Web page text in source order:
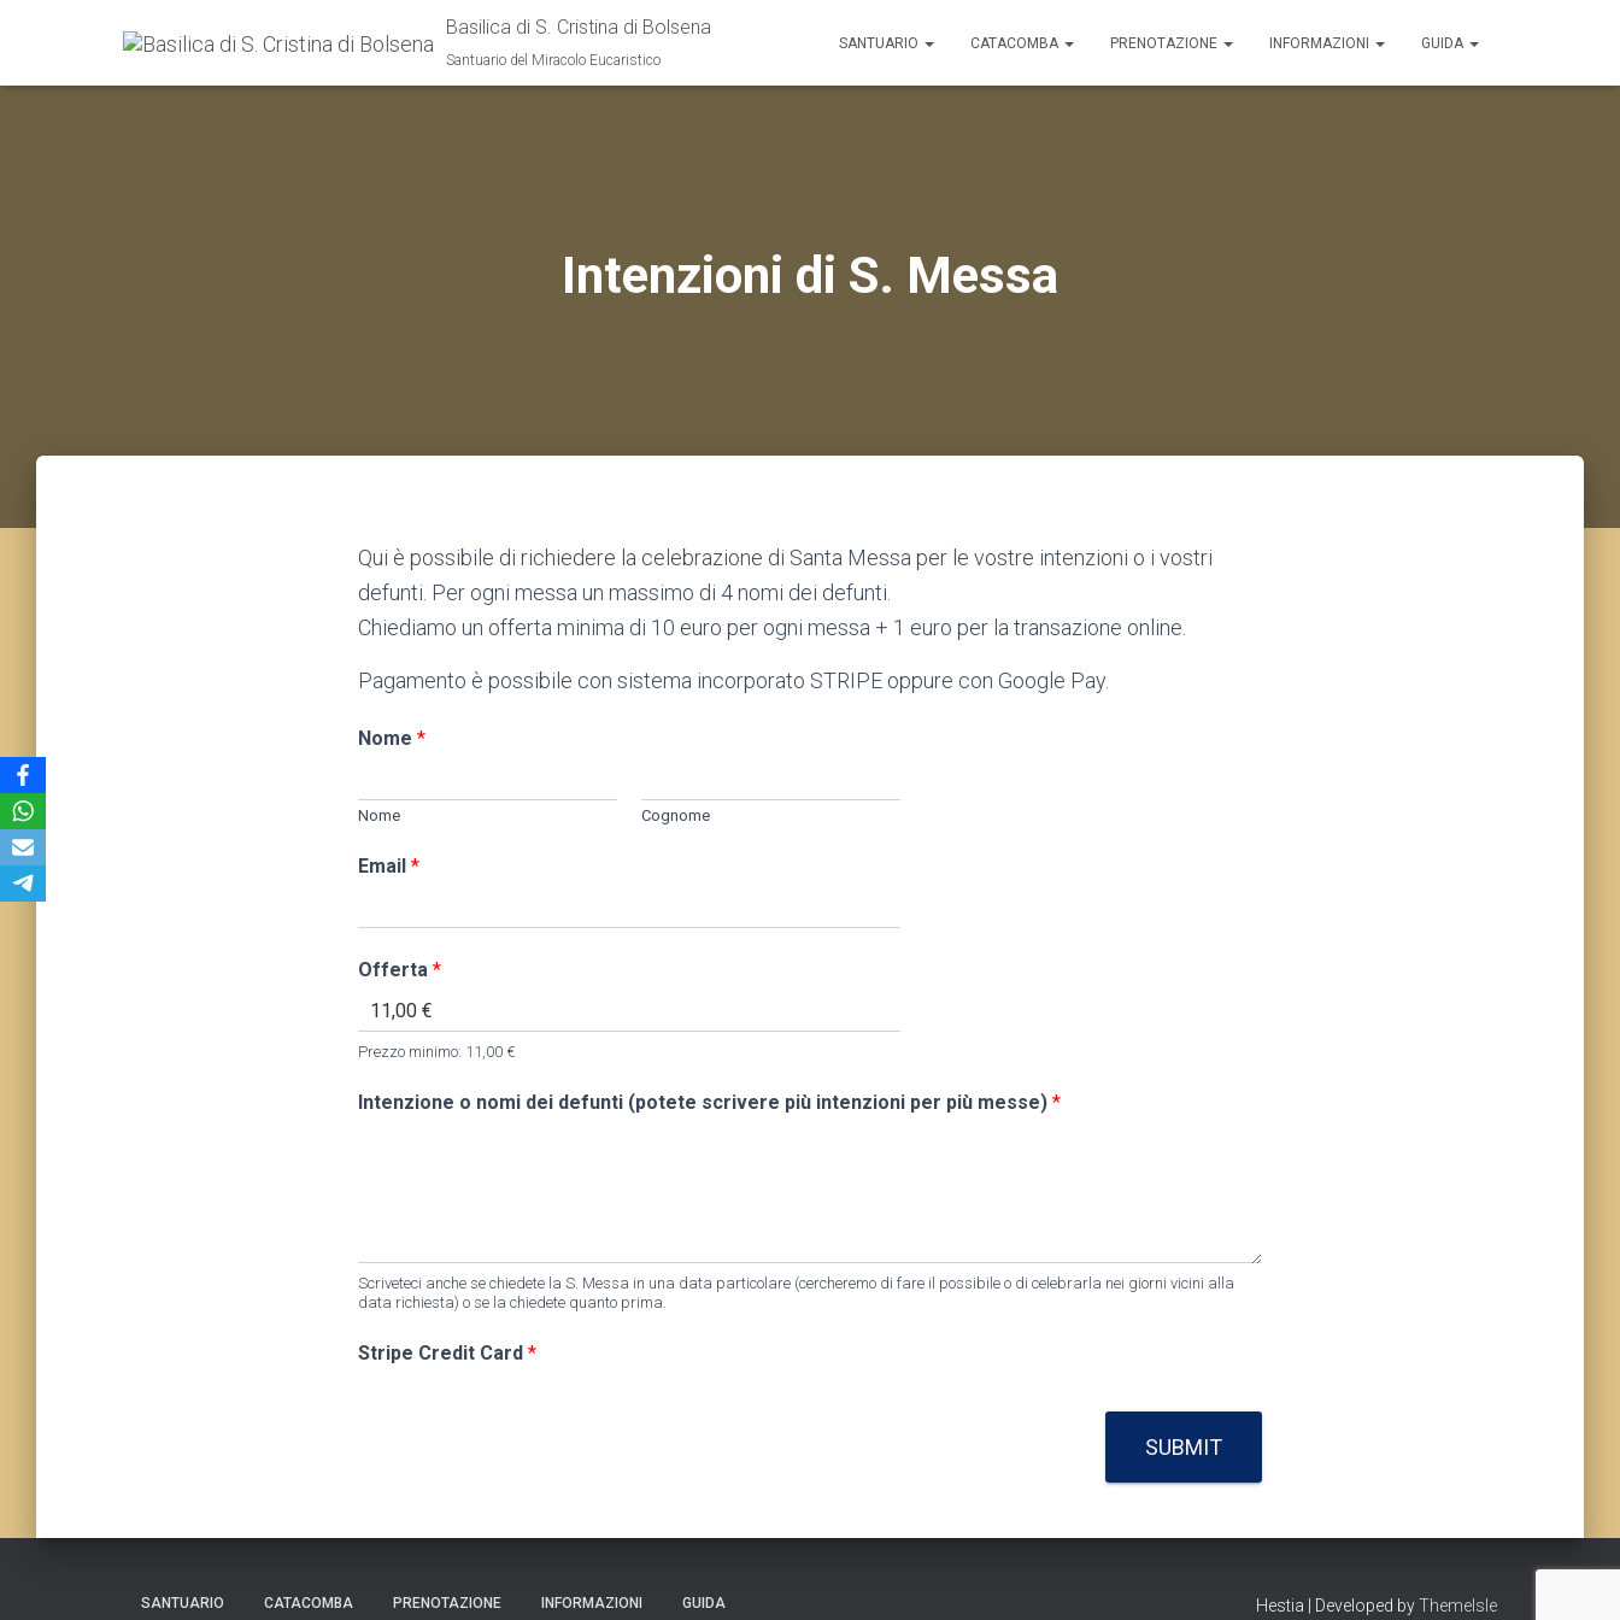
Basilica di S. Cristina di Bolsena
Santuario del Miracolo Eucaristico
SANTUARIO CATACOMBA PRENOTAZIONE INFORMAZIONI GUIDA
Intenzioni di S. Messa
Qui è possibile di richiedere la celebrazione di Santa Messa per le vostre intenzioni o i vostri
defunti. Per ogni messa un massimo di 4 nomi dei defunti.
Chiediamo un offerta minima di 10 euro per ogni messa + 1 euro per la transazione online.
Pagamento è possibile con sistema incorporato STRIPE oppure con Google Pay.
Nome *
Nome Cognome
Email *
N
e
e
i
z
i
o
e
Offerta *
Prezzo minimo: 11,00 €
Intenzione o nomi dei defunti (potete scrivere più intenzioni per più messe) *
Scriveteci anche se chiedete la S. Messa in una data particolare (cercheremo di fare il possibile o di celebrarla nei giorni vicini alla
data richiesta) o se la chiedete quanto prima.
Stripe Credit Card *
SUBMIT
SANTUARIO CATACOMBA PRENOTAZIONE INFORMAZIONI GUIDA Hestia | Developed byThemeIsle